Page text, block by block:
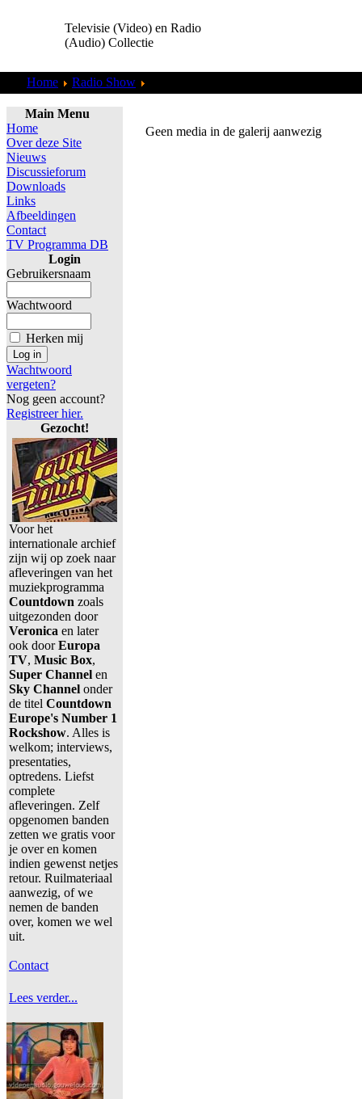
Televisie (Video) en Radio
(Audio) Collectie
Home Radio Show
Main Menu
Home
Over deze Site
Nieuws
Discussieforum
Downloads
Links
Afbeeldingen
Contact
TV Programma DB
Login
Gebruikersnaam
Wachtwoord
Herken mij
Wachtwoord
vergeten?
Nog geen account?
Registreer hier.
Gezocht!
Voor het
internationale archief
zijn wij op zoek naar
afleveringen van het
muziekprogramma
Countdown zoals
uitgezonden door
Veronica en later
ook doorEuropa
TV, Music Box,
Super Channel en
Sky Channel onder
de titel Countdown
Europe's Number 1
Rockshow. Alles is
welkom; interviews,
presentaties,
optredens. Liefst
complete
afleveringen. Zelf
opgenomen banden
zetten we gratis voor
je over en komen
indien gewenst netjes
retour. Ruilmateriaal
aanwezig, of we
nemen de banden
over, komen we wel
uit.
Contact
Lees verder...
Geen media in de galerij aanwezig